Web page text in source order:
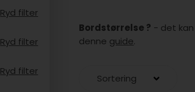
Ryd filter
Ryd filter
Ryd filter
Bordstørrelse ? - det
denne guide.